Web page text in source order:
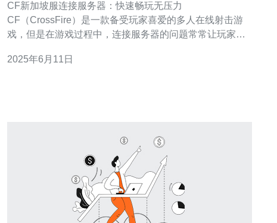
CF新加坡服连接服务器：快速畅玩无压力
CF（CrossFire）是一款备受玩家喜爱的多人在线射击游
戏，但是在游戏过程中，连接服务器的问题常常让玩家感
家们最关心的问题之一。CF新加坡服连接服务器为玩家提
2025年6月11日